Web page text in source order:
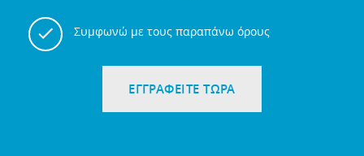
Συμφωνώ με τους παραπάνω όρους
ΕΓΓΡΑΦΕΙΤΕ ΤΩΡΑ